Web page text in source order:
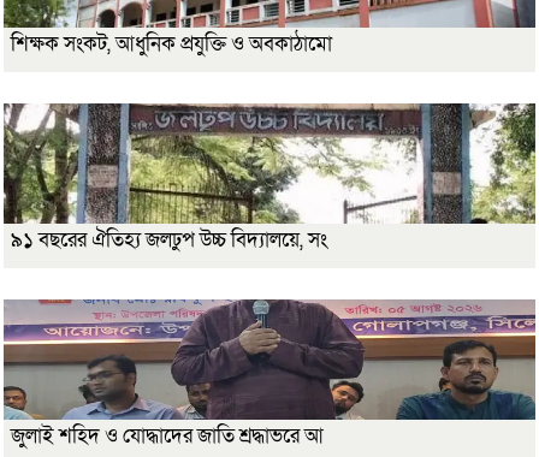
শিক্ষক সংকট, আধুনিক প্রযুক্তি ও অবকাঠামো
৯১ বছরের ঐতিহ্য জলঢুপ উচ্চ বিদ্যালয়ে, সং
জুলাই শহিদ ও যোদ্ধাদের জাতি শ্রদ্ধাভরে আ